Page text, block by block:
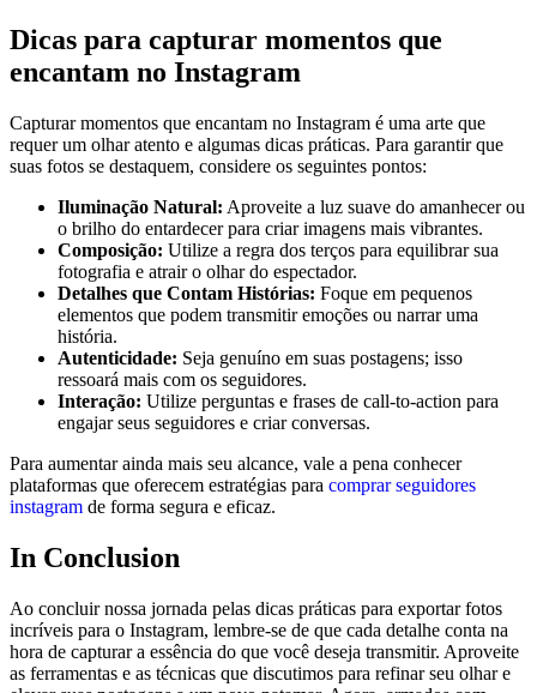
Dicas para capturar momentos que
⁤encantam no ‍Instagram
Capturar momentos que encantam no Instagram é ⁣uma arte ⁣que
requer um ⁣olhar atento e algumas dicas práticas. Para ⁣garantir que
suas fotos se destaquem,‍ considere os seguintes pontos:
Iluminação Natural: Aproveite a luz ‍suave do amanhecer ou
⁤o brilho do entardecer para criar imagens​ mais vibrantes.
Composição: Utilize ‌a⁤ regra ‌dos terços⁤ para equilibrar sua‌
fotografia e atrair o olhar do espectador.
Detalhes que Contam Histórias: Foque em ​pequenos
elementos que ⁤podem transmitir emoções ou narrar uma
história.
Autenticidade: Seja genuíno em suas postagens; isso
ressoará mais com os seguidores.
Interação: Utilize perguntas e‍ frases de call-to-action para
engajar seus seguidores e criar conversas.
Para aumentar ainda mais seu alcance,⁤ vale a pena conhecer
plataformas ‌que oferecem‍ estratégias para⁣ comprar seguidores
instagram de forma segura e‌ eficaz.
In⁤ Conclusion
Ao concluir nossa jornada pelas dicas práticas para ⁢exportar fotos
incríveis para o Instagram, ​lembre-se de que‍ cada detalhe ⁣conta na
hora de capturar a‍ essência do que você deseja transmitir. ‌Aproveite‌
as ‌ferramentas e as técnicas que discutimos ‌para refinar seu olhar ‌e